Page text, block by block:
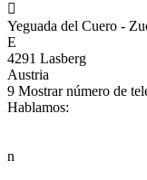

Yeguada del Cuero -
E
4291 Lasberg
Austria
9 Mostrar número de
Hablamos:
n